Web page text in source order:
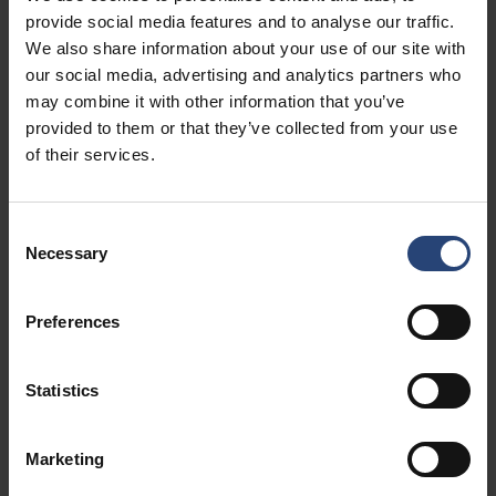
provide social media features and to analyse our traffic.
We also share information about your use of our site with
our social media, advertising and analytics partners who
may combine it with other information that you’ve
provided to them or that they’ve collected from your use
of their services.
Selection
Necessary
Preferences
Statistics
Marketing
Evita que se dañen los bordes
Los protectores de bordes distribuyen la presión de
manera uniforme a lo largo de los bordes de la carga,
distribución uniforme de la carga ayuda a evitar
aplastamientos, cortes y deformaciones generales de los
bordes, garantizando que la carga permanezca estable y
bien protegida durante la manipulación, el transporte y el
Mejorar la estabilidad de la carga